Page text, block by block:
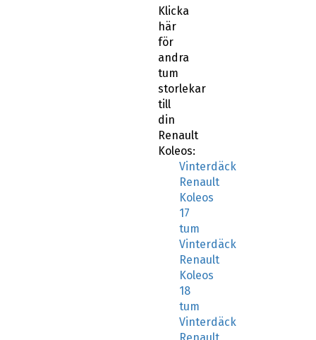
Klicka
här
för
andra
tum
storlekar
till
din
Renault
Koleos:
Vinterdäck
Renault
Koleos
17
tum
Vinterdäck
Renault
Koleos
18
tum
Vinterdäck
Renault